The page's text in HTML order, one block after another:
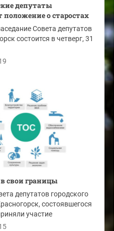
депутаты
положение о старостах
Совета депутатов
состоится в четверг, 31
свои границы
депутатов городского
состоявшегося
участие